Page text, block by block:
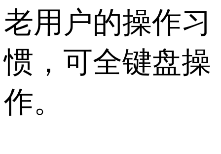
老用户的操作习
惯，可全键盘操
作。